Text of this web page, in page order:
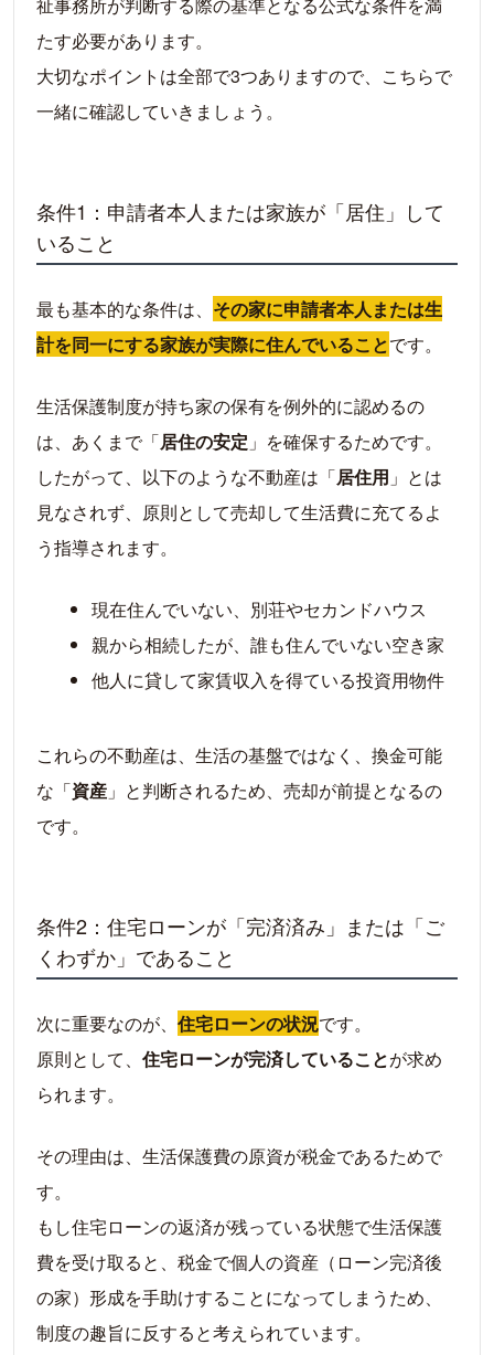
たす必要があります。
大切なポイントは全部で3つありますので、こちらで
一緒に確認していきましょう。
条件1：申請者本人または家族が「居住」して
いること
最も基本的な条件は、 その家に申請者本人または生
計を同一にする家族が実際に住んでいることです。
生活保護制度が持ち家の保有を例外的に認めるの
は、あくまで「居住の安定 」を確保するためです。
したがって、以下のような不動産は「居住用 」とは
見なされず、原則として売却して生活費に充てるよ
う指導されます。
現在住んでいない、別荘やセカンドハウス
親から相続したが、誰も住んでいない空き家
他人に貸して家賃収入を得ている投資用物件
これらの不動産は、生活の基盤ではなく、換金可能
な「資産 」と判断されるため、売却が前提となるの
です。
条件2：住宅ローンが「完済済み」または「ご
くわずか」であること
次に重要なのが、 住宅ローンの状況です。
原則として、 住宅ローンが完済していることが求め
られます。
その理由は、生活保護費の原資が税金であるためで
す。
もし住宅ローンの返済が残っている状態で生活保護
費を受け取ると、税金で個人の資産（ローン完済後
の家）形成を手助けすることになってしまうため、
制度の趣旨に反すると考えられています。